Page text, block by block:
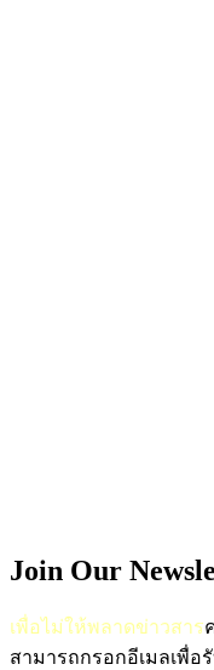
Join Our
เพื่อไม่ให้พลาดข่าวสาร
สามารถกรอกอีเมลเพื่อ